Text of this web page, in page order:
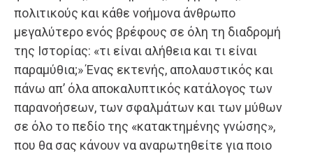
πολιτικούς και κάθε νοήμονα άνθρωπο
μεγαλύτερο ενός βρέφους σε όλη τη διαδρομή
της Ιστορίας: «τι είναι αλήθεια και τι είναι
παραμύθια;» Ένας εκτενής, απολαυστικός και
πάνω απ’ όλα αποκαλυπτικός κατάλογος των
παρανοήσεων, των σφαλμάτων και των μύθων
σε όλο το πεδίο της «κατακτημένης γνώσης»,
που θα σας κάνουν να αναρωτηθείτε για ποιο